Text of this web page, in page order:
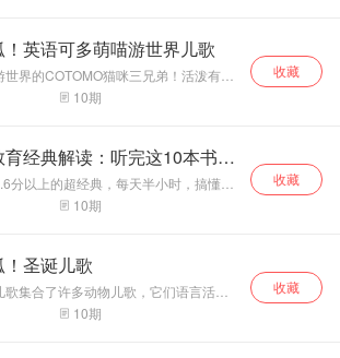
！英语可多萌喵游世界儿歌
世界的COTOMO猫咪三兄弟！活泼有干
，聪明有自信的TOTO，乐天的小吃货
听《碰碰狐！可多萌喵游世界儿歌》，
我们神奇的地球吧！
10期
收藏
育经典解读：听完这10本书，
效管教孩子！
分以上的超经典，每天半小时，搞懂一
典，让妈妈从此不再迷茫！
10期
收藏
圣诞儿歌
歌集合了许多动物儿歌，它们语言活
明快、歌词脍炙人口，小朋友很容易学
呈现出鲜明的音乐性和节奏感，在陶冶
10期
收藏